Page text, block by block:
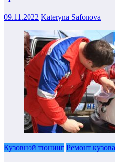
09.11.2022 Kateryna Safonova
Кузовной тюнинг Ремонт кузова